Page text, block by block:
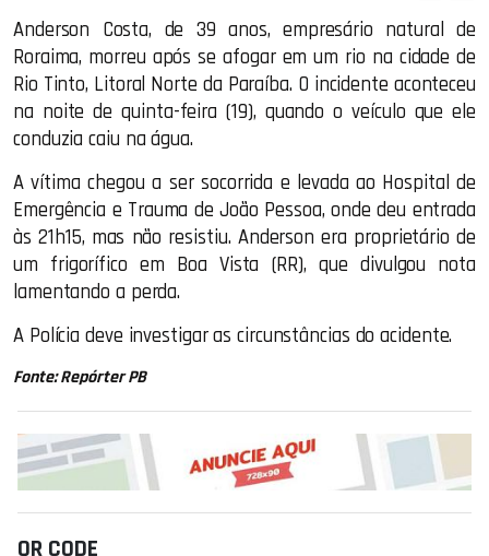
Anderson Costa, de 39 anos, empresário natural de
Roraima, morreu após se afogar em um rio na cidade de
Rio Tinto, Litoral Norte da Paraíba. O incidente aconteceu
na noite de quinta-feira (19), quando o veículo que ele
conduzia caiu na água.
A vítima chegou a ser socorrida e levada ao Hospital de
Emergência e Trauma de João Pessoa, onde deu entrada
às 21h15, mas não resistiu. Anderson era proprietário de
um frigorífico em Boa Vista (RR), que divulgou nota
lamentando a perda.
A Polícia deve investigar as circunstâncias do acidente.
Fonte: Repórter PB
QR CODE